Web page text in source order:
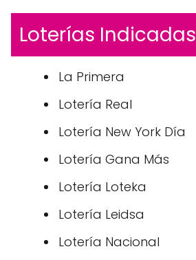
Loterías Indicadas
La Primera
Lotería Real
Lotería New York Día
Lotería Gana Más
Lotería Loteka
Lotería Leidsa
Lotería Nacional